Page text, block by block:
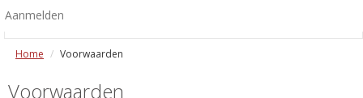
Aanmelden
Home Voorwaarden
Voorwaarden